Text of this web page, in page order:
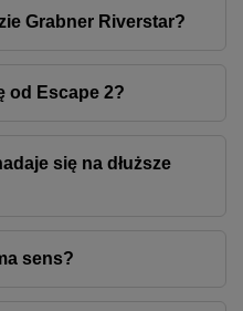
Grabner Riverstar?
od Escape 2?
się na dłuższe
sens?